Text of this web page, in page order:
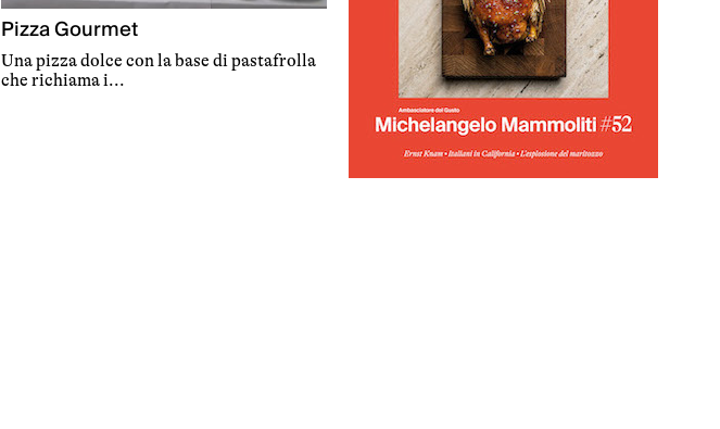
Pizza Gourmet
Una pizza dolce con la base di pastafrolla
che richiama i...